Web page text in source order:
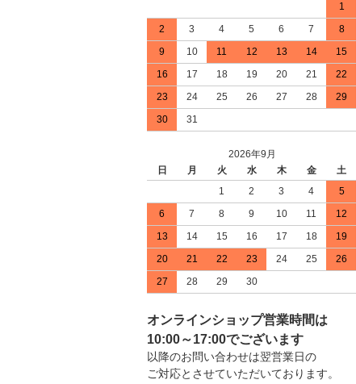
1
2
3 4 5 6 7
8
9
10 11 12 13 14
15
16
17 18 19 20 21
22
23
24 25 26 27 28
29
30
31
2026年9月
日
月 火 水 木 金
土
1
2 3 4
5
6
7 8 9 10 11
12
13
14 15 16 17 18
19
20
21 22 23 24 25
26
27
28 29 30
オンラインショップ営業時間は
10:00～17:00でございます
以降のお問い合わせは翌営業日の
ご対応とさせていただいております。